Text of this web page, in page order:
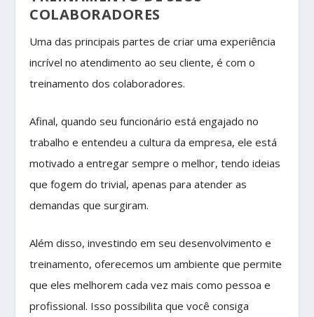
COLABORADORES
Uma das principais partes de criar uma experiência
incrível no atendimento ao seu cliente, é com o
treinamento dos colaboradores.
Afinal, quando seu funcionário está engajado no
trabalho e entendeu a cultura da empresa, ele está
motivado a entregar sempre o melhor, tendo ideias
que fogem do trivial, apenas para atender as
demandas que surgiram.
Além disso, investindo em seu desenvolvimento e
treinamento, oferecemos um ambiente que permite
que eles melhorem cada vez mais como pessoa e
profissional. Isso possibilita que você consiga